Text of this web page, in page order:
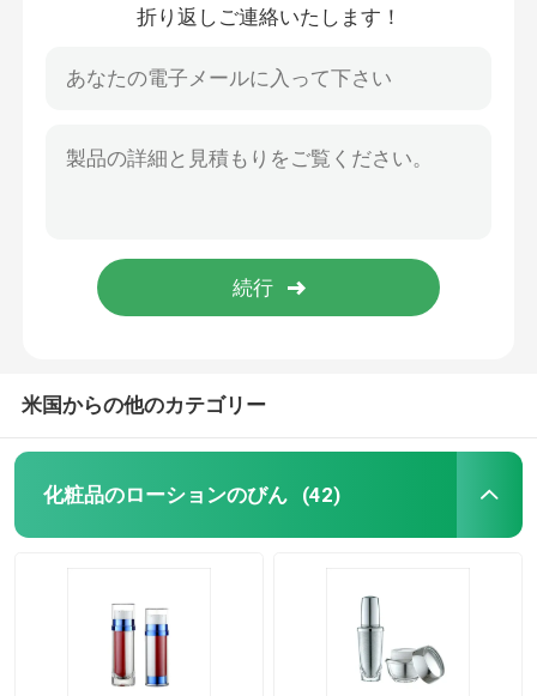
折り返しご連絡いたします！
米国からの他のカテゴリー
化粧品のローションのびん (42)